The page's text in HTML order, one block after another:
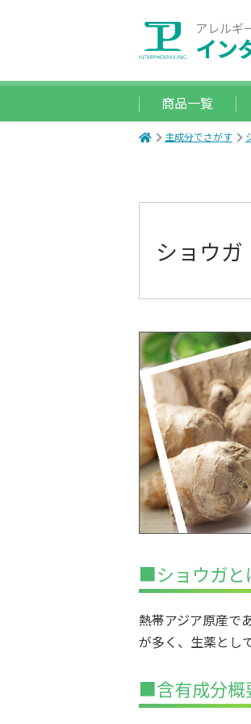
アレルギ
イン
商品一覧
主成分でさがす
ショウ
■ショウガと
熱帯アジア原産で
が多く、生薬とし
■含有成分概